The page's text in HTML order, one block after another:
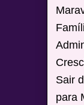
Sair
para